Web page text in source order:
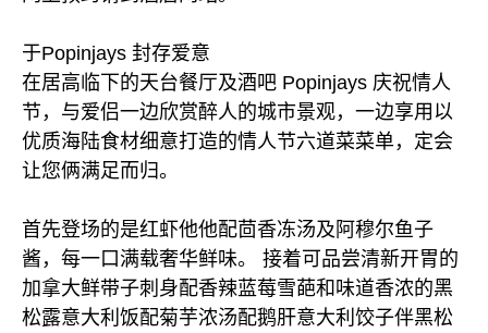
于Popinjays 封存爱意
在居高临下的天台餐厅及酒吧 Popinjays 庆祝情人
节，与爱侣一边欣赏醉人的城市景观，一边享用以
优质海陆食材细意打造的情人节六道菜菜单，定会
让您俩满足而归。
首先登场的是红虾他他配茴香冻汤及阿穆尔鱼子
酱，每一口满载奢华鲜味。 接着可品尝清新开胃的
加拿大鲜带子刺身配香辣蓝莓雪葩和味道香浓的黑
松露意大利饭配菊芋浓汤配鹅肝意大利饺子伴黑松